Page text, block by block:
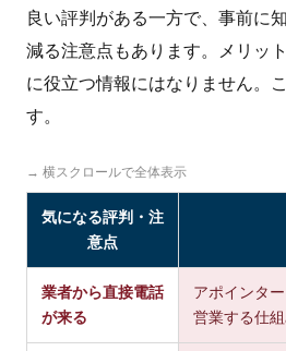
良い評判がある一方で、事前に
減る注意点もあります。メリッ
に役立つ情報にはなりません。
す。
→ 横スクロールで全体表示
気になる評判・注
意点
業者から直接電話
が来る
アポインタ
営業する仕